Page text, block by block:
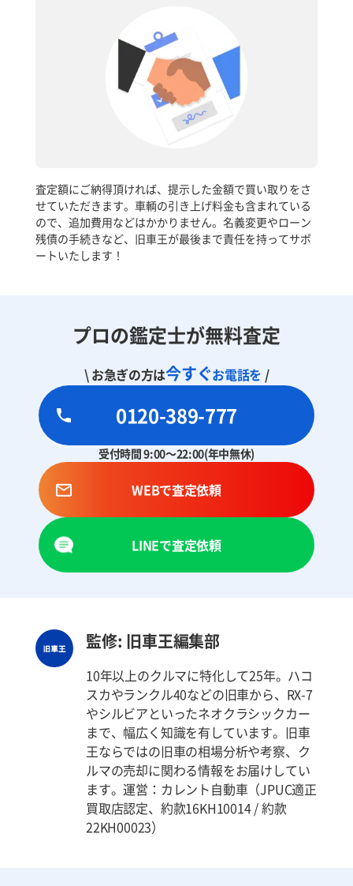
査定額にご納得頂ければ、提示した金額で買い取りをさ
せていただきます。車輌の引き上げ料金も含まれている
ので、追加費用などはかかりません。名義変更やローン
残債の手続きなど、旧車王が最後まで責任を持ってサポ
ートいたします！
プロの鑑定士が無料査定
\ お急ぎの方は今すぐお電話を /
0120-389-777
受付時間 9:00～22:00(年中無休)
WEBで査定依頼
LINEで査定依頼
監修: 旧車王編集部
10年以上のクルマに特化して25年。ハコ
スカやランクル40などの旧車から、RX-7
やシルビアといったネオクラシックカー
まで、幅広く知識を有しています。旧車
王ならではの旧車の相場分析や考察、ク
ルマの売却に関わる情報をお届けしてい
ます。運営：カレント自動車（JPUC適正
買取店認定、約款16KH10014 / 約款
22KH00023）